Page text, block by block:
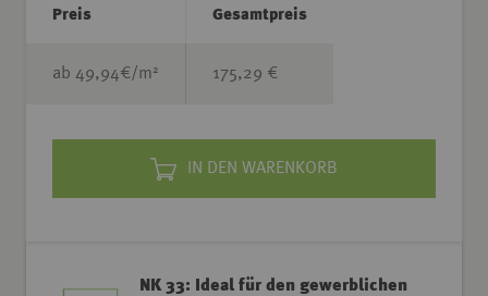
Preis
ab 49,94€/m 2
Gesamtpreis
175,29 €
IN DEN WARENKORB
NK 33: Ideal für den gewerblichen